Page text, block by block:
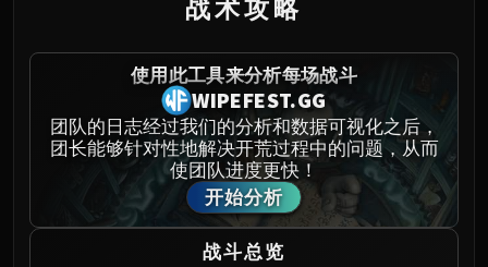
Spoils of Pandaria
Thok the Bloodthirsty
Siegecrafter Blackfuse
Paragons of the Klaxxi
Garrosh Hellscream
THRONE OF THUNDER
Jin'rokh the Breaker
Horridon
Council of Elders
战术攻略
使用此工具来分析每场战斗
WIPEFEST.GG
团队的日志经过我们的分析和数据可视化之后，
团长能够针对性地解决开荒过程中的问题，从而
使团队进度更快！
开始分析
战斗总览